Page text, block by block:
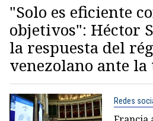
"Solo es eficiente
objetivos": Héctor
la respuesta del
venezolano ante
Redes